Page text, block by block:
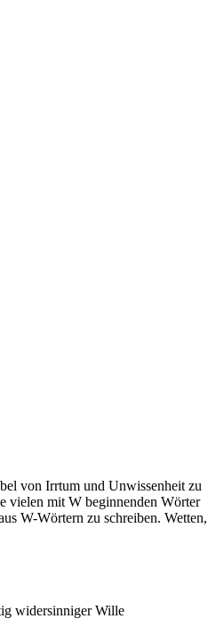
von Irrtum und Unwissenheit zu
vielen mit W beginnenden Wörter
W-Wörtern zu schreiben. Wetten,
widersinniger Wille